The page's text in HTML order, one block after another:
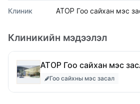
Клиник ATOP Гоо сайхан мэс
Клиникийн мэдээлэл
ATOP Гоо сайхан мэс
Гоо сайхны мэс засал